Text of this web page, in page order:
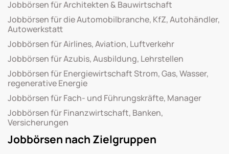
Jobbörsen für Architekten & Bauwirtschaft
Jobbörsen für die Automobilbranche, KfZ, Autohändler,
Autowerkstatt
Jobbörsen für Airlines, Aviation, Luftverkehr
Jobbörsen für Azubis, Ausbildung, Lehrstellen
Jobbörsen für Energiewirtschaft Strom, Gas, Wasser,
regenerative Energie
Jobbörsen für Fach- und Führungskräfte, Manager
Jobbörsen für Finanzwirtschaft, Banken,
Versicherungen
Jobbörsen nach Zielgruppen